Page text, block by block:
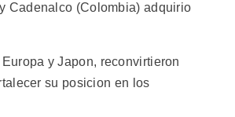
Cadenalco (Colombia) adquirio
y Japon, reconvirtieron
su posicion en los